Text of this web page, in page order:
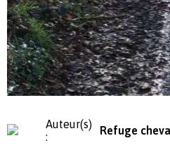
Auteur(s)
:
Refuge